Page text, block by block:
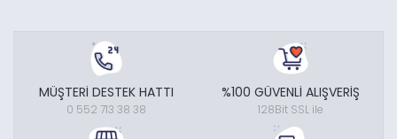
MÜŞTERİ DESTEK HATTI
0 552 713 38 38
%100 GÜVENLİ ALIŞVERİŞ
128Bit SSL ile